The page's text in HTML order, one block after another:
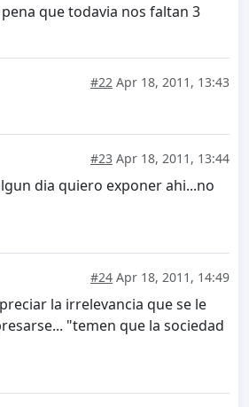
que todavia nos faltan 3
#22 Apr 18, 2011, 13:43
#23 Apr 18, 2011, 13:44
dia quiero exponer ahi...no
#24 Apr 18, 2011, 14:49
la irrelevancia que se le
"temen que la sociedad